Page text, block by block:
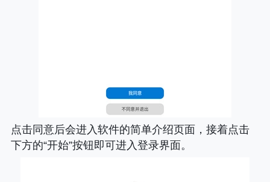
点击同意后会进入软件的简单介绍页面，接着点击
下方的“开始”按钮即可进入登录界面。